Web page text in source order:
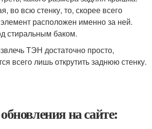
во всю стенку, то, скорее всего
расположен именно за ней.
стиральным баком.
ТЭН достаточно просто,
всего лишь открутить заднюю стенку.
на сайте: